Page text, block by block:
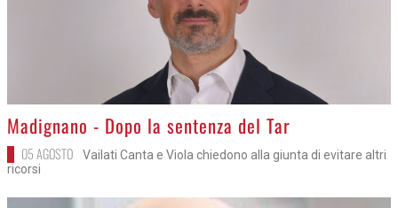
>Madignano - Dopo la sentenza del Tar
05 AGOSTO
Vailati Canta e Viola chiedono alla giunta di evitare altri
ricorsi